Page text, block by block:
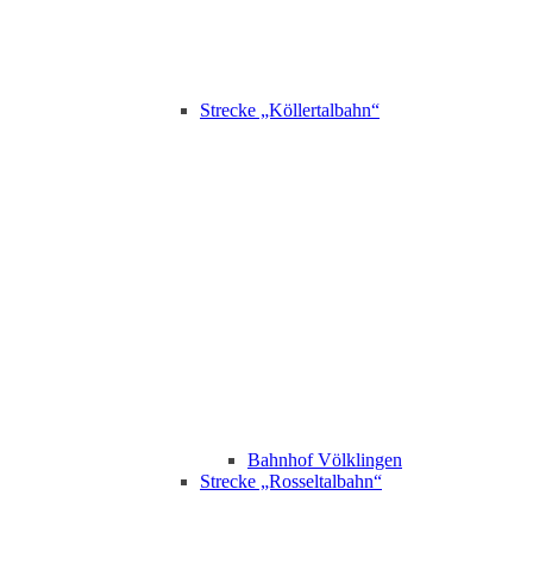
Strecke „Köllertalbahn“
Bahnhof Völklingen
Strecke „Rosseltalbahn“